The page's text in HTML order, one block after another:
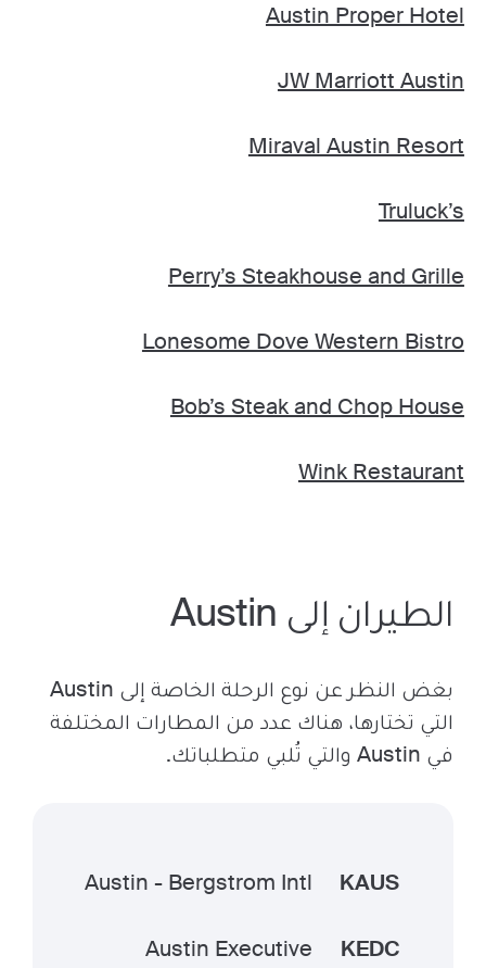
Austin Proper Hotel
JW Marriott Austin
Miraval Austin Resort
Truluck’s
Perry’s Steakhouse and Grille
Lonesome Dove Western Bistro
Bob’s Steak and Chop House
Wink Restaurant
الطيران إلى Austin
بغض النظر عن نوع الرحلة الخاصة إلى Austin
التي تختارها، هناك عدد من المطارات المختلفة
في Austin والتي تُلبي متطلباتك.
KAUS
Austin - Bergstrom Intl
KEDC
Austin Executive